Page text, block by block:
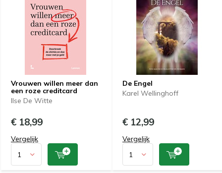
Vrouwen willen meer dan
een roze creditcard
Ilse De Witte
€ 18,99
Vergelijk
De Engel
Karel Wellinghoff
€ 12,99
Vergelijk